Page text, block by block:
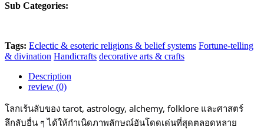
Sub Categories:
Tags: Eclectic & esoteric religions & belief systems Fortune-telling
& divination Handicrafts decorative arts & crafts
Description
review (0)
โลกเร้นลับของ tarot, astrology, alchemy, folklore และศาสตร์
ลึกลับอื่น ๆ ได้ให้กำเนิดภาพลักษณ์อันโดดเด่นที่สุดตลอดหลาย